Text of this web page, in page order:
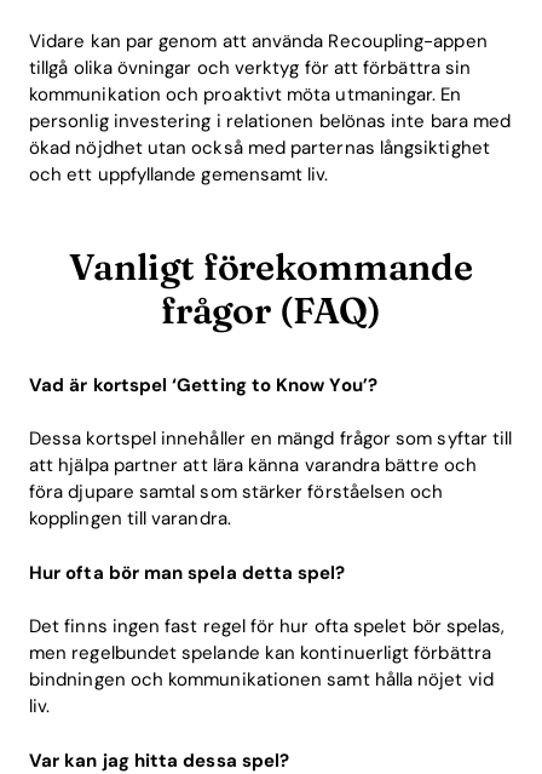
Vidare kan par genom att använda Recoupling-appen
tillgå olika övningar och verktyg för att förbättra sin
kommunikation och proaktivt möta utmaningar. En
personlig investering i relationen belönas inte bara med
ökad nöjdhet utan också med parternas långsiktighet
och ett uppfyllande gemensamt liv.
Vanligt förekommande
frågor (FAQ)
Vad är kortspel ‘Getting to Know You’?
Dessa kortspel innehåller en mängd frågor som syftar till
att hjälpa partner att lära känna varandra bättre och
föra djupare samtal som stärker förståelsen och
kopplingen till varandra.
Hur ofta bör man spela detta spel?
Det finns ingen fast regel för hur ofta spelet bör spelas,
men regelbundet spelande kan kontinuerligt förbättra
bindningen och kommunikationen samt hålla nöjet vid
liv.
Var kan jag hitta dessa spel?